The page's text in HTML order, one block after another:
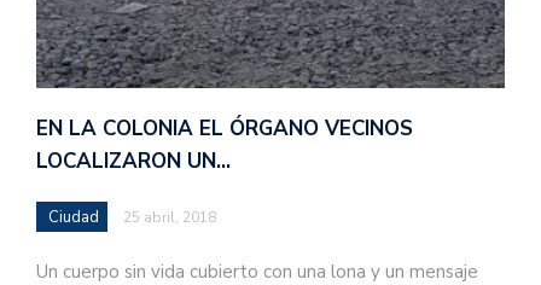
EN LA COLONIA EL ÓRGANO VECINOS
LOCALIZARON UN…
Ciudad 25 abril, 2018
Un cuerpo sin vida cubierto con una lona y un mensaje